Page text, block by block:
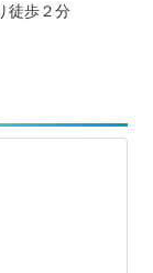
徒歩２分